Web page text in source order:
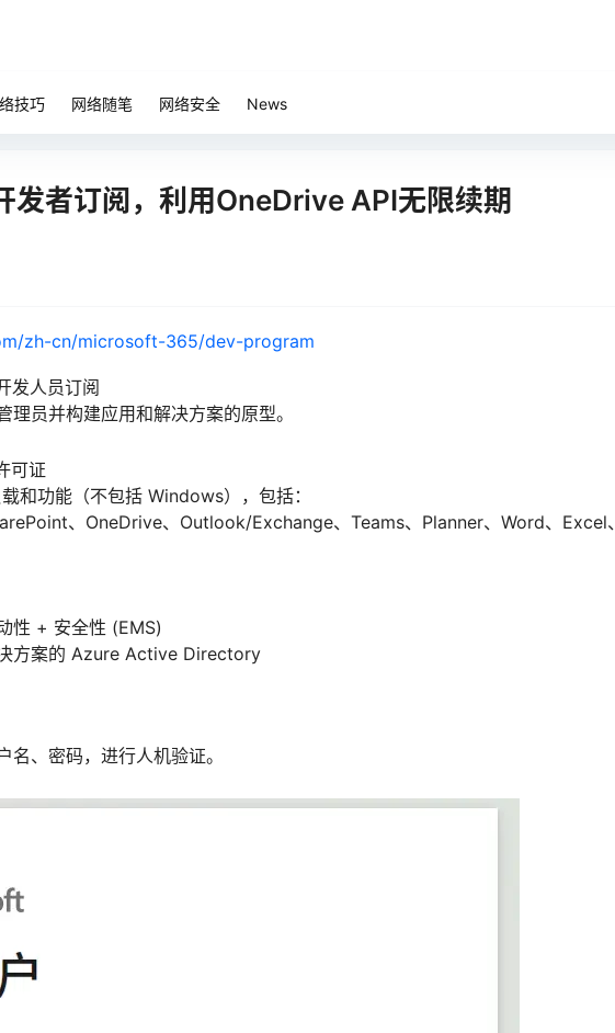
技巧 网络随笔 网络安全 News
者订阅，利用OneDrive API无限续期
zh-cn/microsoft-365/dev-program
发人员订阅
员并构建应用和解决方案的原型。
可证
功能（不包括 Windows），包括：
、OneDrive、Outlook/Exchange、Teams、Planner、Word、Excel、
性 + 安全性 (EMS)
方案的 Azure Active Directory
、密码，进行人机验证。